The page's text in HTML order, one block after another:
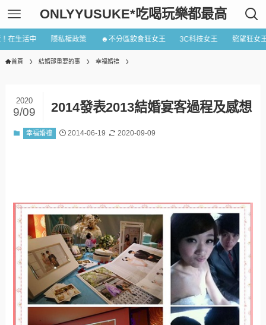
ONLYYUSUKE*吃喝玩樂都最高
在生活中 隱私權政策 ☻不分區飲食狂女王 3C科技女王 慾望狂女
首頁 結婚那重要的事 幸福婚禮
2014發表2013結婚宴客過程及感想
2020
9/09
幸福婚禮 2014-06-19 2020-09-09